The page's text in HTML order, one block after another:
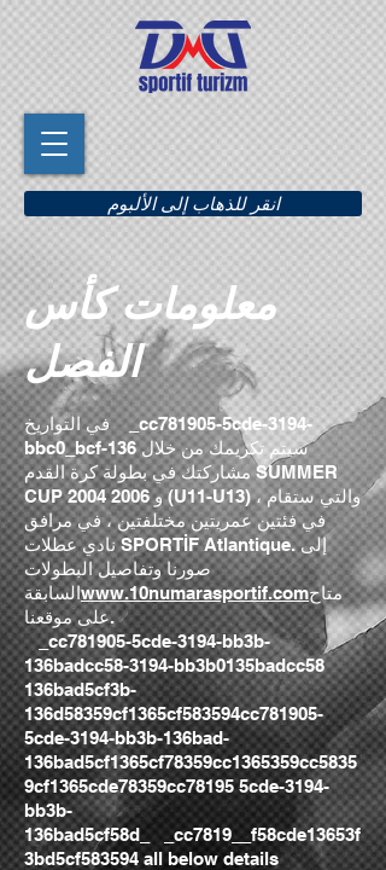
انقر للذهاب إلى الألبوم
معلومات كأس
الفصل
في التواريخ _cc781905-5cde-3194-
bbc0_bcf-136 سيتم تكريمك من خلال
مشاركتك في بطولة كرة القدم SUMMER
CUP 2004 و 2006 (U11-U13) ، والتي ستقام
في فئتين عمريتين مختلفتين ، في مرافق
نادي عطلات SPORTİF Atlantique. إلى
صورنا وتفاصيل البطولات
السابقةwww.10numarasportif.comمتاح
على موقعنا.
_cc781905-5cde-3194-bb3b-
136badcc58-3194-bb3b0135badcc58
136bad5cf3b-
136d58359cf1365cf583594cc781905-
5cde-3194-bb3b-136bad-
136bad5cf1365cf78359cc1365359cc5835
9cf1365cde78359cc78195 5cde-3194-
bb3b-
136bad5cf58d_ _cc7819__f58cde13653f
3bd5cf583594 all below details